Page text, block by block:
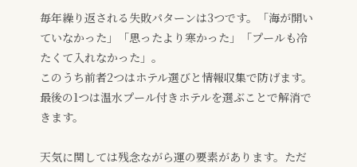
毎年繰り返される失敗パターンは3つです。「海が開い
ていなかった」「思ったより寒かった」「プールも冷
たくて入れなかった」。
このうち前者2つはホテル選びと情報収集で防げます。
最後の1つは温水プール付きホテルを選ぶことで解消で
きます。
天気に関しては残念ながら運の要素があります。ただ